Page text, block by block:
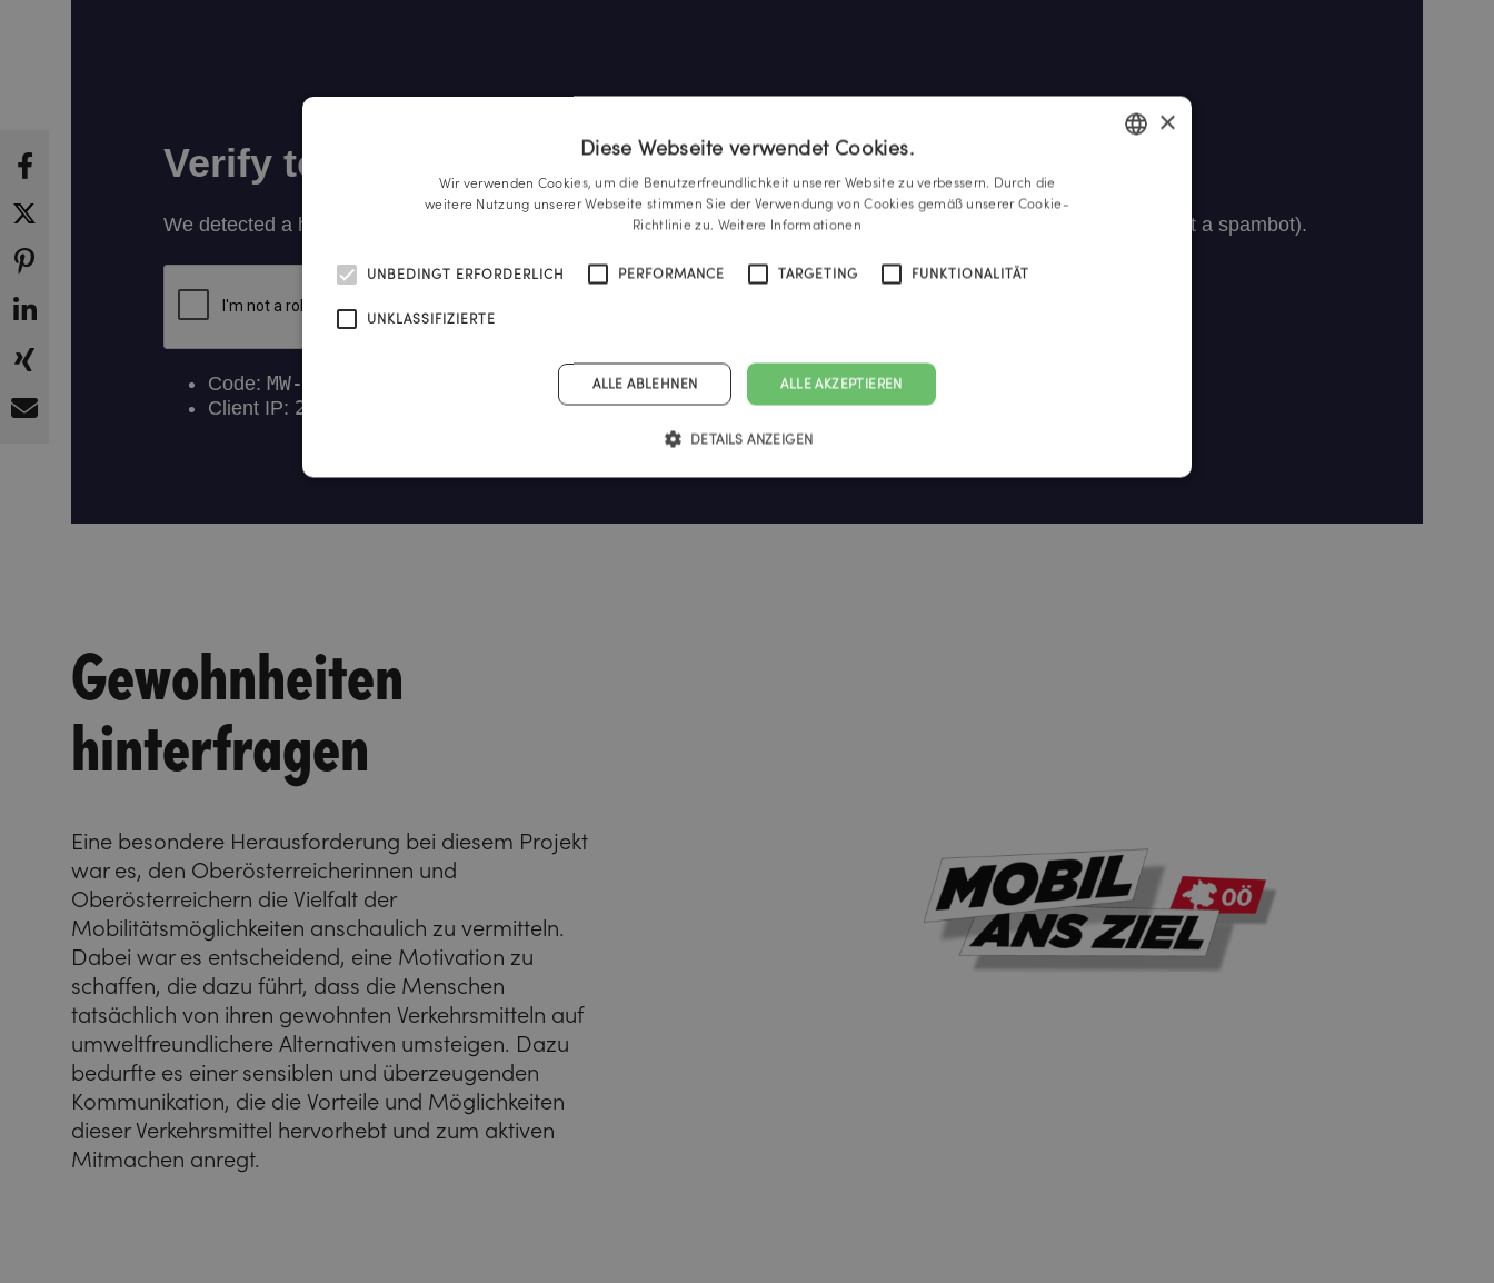
Gewohnheiten
hinterfragen
Eine besondere Herausforderung bei diesem Projekt
war es, den Oberösterreicherinnen und
Oberösterreichern die Vielfalt der
Mobilitätsmöglichkeiten anschaulich zu vermitteln.
Dabei war es entscheidend, eine Motivation zu
schaffen, die dazu führt, dass die Menschen
tatsächlich von ihren gewohnten Verkehrsmitteln auf
umweltfreundlichere Alternativen umsteigen. Dazu
bedurfte es einer sensiblen und überzeugenden
Kommunikation, die die Vorteile und Möglichkeiten
dieser Verkehrsmittel hervorhebt und zum aktiven
Mitmachen anregt.
×
Diese Webseite verwendet Cookies.
Wir verwenden Cookies, um die Benutzerfreundlichkeit unserer Website zu verbessern. Durch die
weitere Nutzung unserer Webseite stimmen Sie der Verwendung von Cookies gemäß unserer Cookie-
Richtlinie zu. Weitere Informationen
UNBEDINGT ERFORDERLICH PERFORMANCE TARGETING FUNKTIONALITÄT
UNKLASSIFIZIERTE
ALLE AKZEPTIEREN
ALLE ABLEHNEN
DETAILS ANZEIGEN